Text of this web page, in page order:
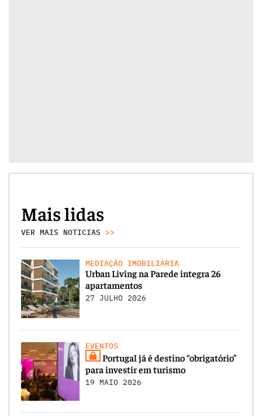
Mais lidas
VER MAIS NOTICIAS >>
MEDIAÇÃO IMOBILIÁRIA
Urban Living na Parede integra 26
apartamentos
27 JULHO 2026
EVENTOS
Portugal já é destino “obrigatório”
para investir em turismo
19 MAIO 2026